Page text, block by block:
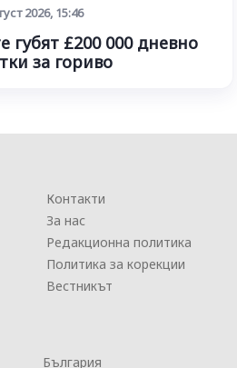
2026, 15:46
губят £200 000 дневно
за гориво
Контакти
За нас
Редакционна политика
Политика за корекции
Вестникът
България